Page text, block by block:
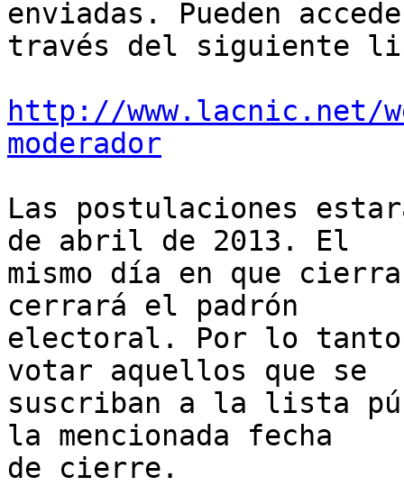
enviadas. Pueden
través del siguiente
http://www.lacnic.net/
moderador
Las postulaciones
de abril de 2013. El
mismo día en que
cerrará el padrón
electoral. Por lo
votar aquellos que se
suscriban a la lista
la mencionada fecha
de cierre.